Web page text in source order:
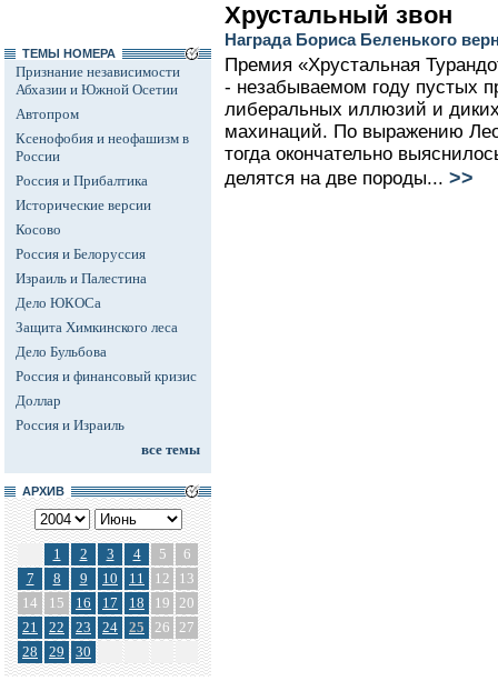
ТЕМЫ НОМЕРА
Признание независимости
Абхазии и Южной Осетии
Автопром
Ксенофобия и неофашизм в
России
Россия и Прибалтика
Исторические версии
Косово
Россия и Белоруссия
Израиль и Палестина
Дело ЮКОСа
Защита Химкинского леса
Дело Бульбова
Россия и финансовый кризис
Доллар
Россия и Израиль
все темы
АРХИВ
1 2 3 4 5
6
7
8 9 10 11 12
13
14
15 16 17 18 19 20
21
22 23 24 25 26 27
28
29 30
Хрустальный звон
Награда Бориса Беленького
Премия «Хрустальная
- незабываемом году пустых
либеральных иллюзий и
махинаций. По выражению
тогда окончательно
делятся на две породы... >>